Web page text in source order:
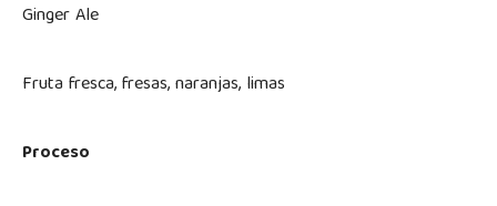
Ginger Ale
Fruta fresca, fresas, naranjas, limas
Proceso